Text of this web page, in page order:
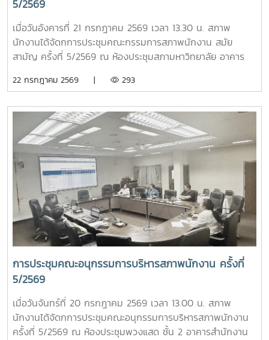
การประชุม ปอมท. ตลอดปี 2569 และปี 2570 รวมทั้งการ
พิจารณารับ สถาบันพระบรมราชชนก เข้าเป็นสมาชิกใหม่ของ
ปอมท. ซึ่งสะท้อนถึงการขยายเครือข่ายความร่วมมือด้านการ
อุดมศึกษาของประเทศอย่างต่อเนื่องภายหลังการประชุม สมาชิก
ตกเป็นเหยื่อของอาชญากรรมไซเบอร์” และ “การวางแผน
เพื่อเสริมสร้างความรู้และทักษะที่เป็นประโยชน์ต่อการปฏิบัติงาน
และการดำเนินชีวิตของบุคลากรในสถาบันอุดมศึกษา ภาพ/ข่าว
: ที่ประชุมประธานสภาอาจารย์มหาวิทยาลัยแห่งประเทศไทย -
ปอมท.
5/2569
เมื่อวันอังคารที่ 21 กรกฎาคม 2569 เวลา 13.30 น. สภาพ
นักงานได้จัดกการประชุมคณะกรรมการสภาพนักงาน สมัย
สามัญ ครั้งที่ 5/2569 ณ ห้องประชุมสภามหาวิทยาลัย อาคาร
โครงการขับเคลื่อนจริยธรรมของบุคลากรมหาวิทยาลัย ประจำปี
การปรับปรุงข้อบังคับ และระเบียบของมหาวิทยาลัย- ข้อเสนอแนะ
เรื่อง ปัญหารถไฟฟ้าไม่เพียงพอต่อการให้บริการ- ข้อเสนอแนะ
เรื่อง ปัญหามิจฉาชีพหลอกโอนเงินจองหอพักนักศึกษา- ข้อมูล
รายรับของกองทุนเงินชดเชยข้อมูลเงินเดือนของบุคลากร
มหาวิทยาลัย ผลกระทบที่กับพนักงานมหาวิทยาลัยกรณีควบรวม
หน่วยงาน- กรณีศึกษาเบี้ยประกันชีวิต >ระบบเลือกตั้งกรรมการ
สภาพนักงาน มหาวิทยาลัยแม่โจ้ แบบออนไลน์
22 กรกฎาคม 2569 | 293
การประชุมคณะอนุกรรมการบริหารสภาพนักงาน ครั้งที่
5/2569
เมื่อวันจันทร์ที่ 20 กรกฎาคม 2569 เวลา 13.00 น. สภาพ
นักงานได้จัดกการประชุมคณะอนุกรรมการบริหารสภาพนักงาน
ครั้งที่ 5/2569 ณ ห้องประชุมพวงแสด ชั้น 2 อาคารสำนักงาน